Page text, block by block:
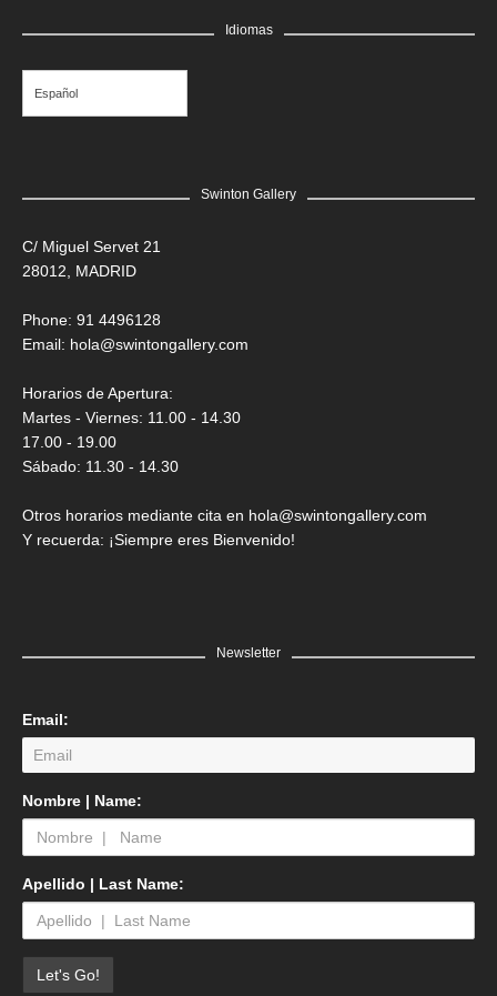
GRATIS
Edgar Flores “SANER” | El rostro de todas las vidas
Idiomas
Español
Swinton Gallery
C/ Miguel Servet 21
28012, MADRID
Phone: 91 4496128
Email: hola@swintongallery.com
Horarios de Apertura:
Martes - Viernes: 11.00 - 14.30
17.00 - 19.00
Sábado: 11.30 - 14.30
Otros horarios mediante cita en hola@swintongallery.com
Y recuerda: ¡Siempre eres Bienvenido!
Newsletter
Email:
Nombre | Name:
Apellido | Last Name: